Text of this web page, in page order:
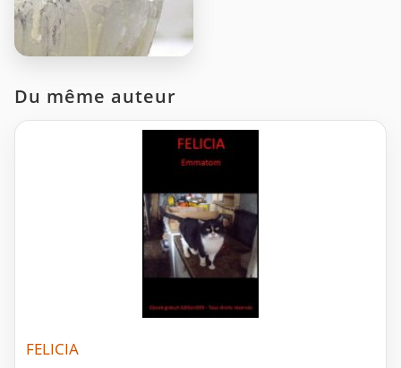
Du même auteur
FELICIA